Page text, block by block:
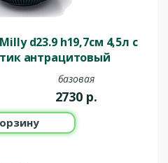
d23.9 h19,7см 4,5л c
антрацитовый
базовая
2730 р.